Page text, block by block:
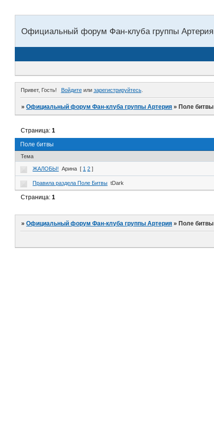
Официальный форум Фан-клуба группы Артерия
Привет, Гость! Войдитеили зарегистрируйтесь.
»Официальный форум Фан-клуба группы Артерия »Поле битвы
Поле битвы
Страница:1
Тема
ЖАЛОБЫ! Арина [ 1 2 ]
Правила раздела Поле Битвы tDark
Страница:1
»Официальный форум Фан-клуба группы Артерия »Поле битвы